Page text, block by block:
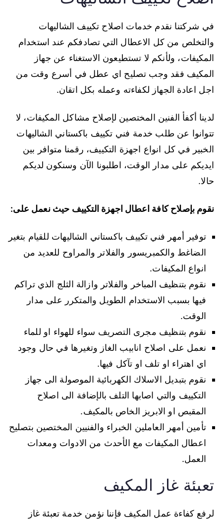
في شركتنا نقدم خدمات اصلاح تكييف الشاليهات
والتخلص من كل الاعطال التي تصادفكم عند استخدام
المكيفات، ولأنكم لا تستطيعون الاستغناء عن جهاز
المكيف فقد وجب تصليح اي عطل في أسرع وقت من
اجل اعادة الجهاز لكفاءته وعمله بكل اتقان.
لدينا أكفأ الفنين المختصين لإصلاح مشاكل المكيفات، لا
تتوانوا عن طلب خدمة فني تكييف باكستاني الشاليهات
الخبير في كل انواع اجهزة التكييف، رقمنا متوافر بين
ايديكم على مدار الوقت، اطلبونا الآن وسنكون لديكم
حالا.
نقوم بإصلاح كافة اعطال اجهزة التكييف حيث نعمل على:
توفير أمهر فني تكييف باكستاني الشاليهات للقيام بتغير
الضاغط والكمبريسور والفلاتر والمراوح للعديد من
انواع المكيفات.
نقوم بتنظيف المباخر والفلاتر وازالة الثلج الذي تراكم
فيها بسبب الاستخدام الطويل والمتكرر على مدار
الوقت.
نقوم بتنظيف مجرى التصريف سواء للهواء او للماء
نعمل على اصلاح انابيب الغاز وتغيرها في حال وجود
اي اهتراء او تلف او تآكل فيها.
نقوم بتبديل الاسلاك الكهربائية الموصولة الى جهاز
التكييف والتي اصابها التلف بالإضافة الى اصلاح
المقبص او الابريز الخاص بالمكيف.
تأمين أمهر العاملين الخبراء والفنيين المختصين بتصليح
اعطال المكيفات مع الأحدث من الادوات ومعدات
العمل.
تعبئة غاز المكيف
لرفع كفاءة عمل المكيف فإننا نؤمن خدمة تعبئة غاز